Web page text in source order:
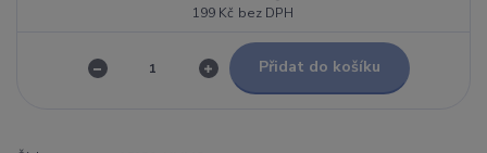
199 Kč bez DPH
Přidat do košíku